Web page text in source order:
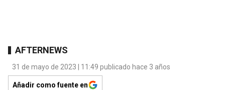
AFTERNEWS
31 de mayo de 2023 | 11:49 publicado hace 3 años
Añadir como fuente en